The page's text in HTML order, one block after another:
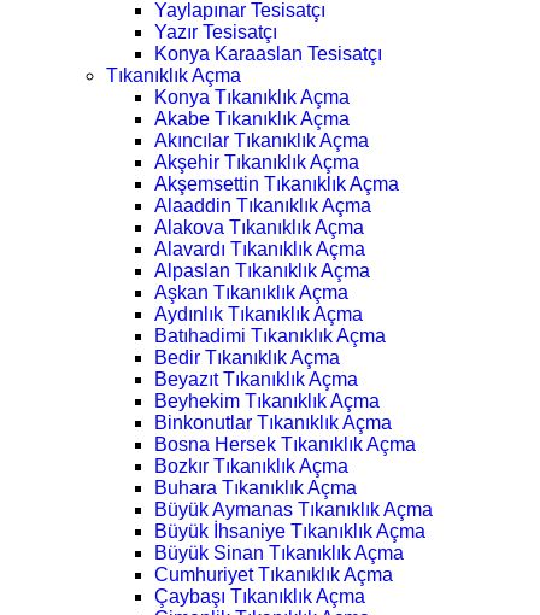
Yaylapınar Tesisatçı
Yazır Tesisatçı
Konya Karaaslan Tesisatçı
Tıkanıklık Açma
Konya Tıkanıklık Açma
Akabe Tıkanıklık Açma
Akıncılar Tıkanıklık Açma
Akşehir Tıkanıklık Açma
Akşemsettin Tıkanıklık Açma
Alaaddin Tıkanıklık Açma
Alakova Tıkanıklık Açma
Alavardı Tıkanıklık Açma
Alpaslan Tıkanıklık Açma
Aşkan Tıkanıklık Açma
Aydınlık Tıkanıklık Açma
Batıhadimi Tıkanıklık Açma
Bedir Tıkanıklık Açma
Beyazıt Tıkanıklık Açma
Beyhekim Tıkanıklık Açma
Binkonutlar Tıkanıklık Açma
Bosna Hersek Tıkanıklık Açma
Bozkır Tıkanıklık Açma
Buhara Tıkanıklık Açma
Büyük Aymanas Tıkanıklık Açma
Büyük İhsaniye Tıkanıklık Açma
Büyük Sinan Tıkanıklık Açma
Cumhuriyet Tıkanıklık Açma
Çaybaşı Tıkanıklık Açma